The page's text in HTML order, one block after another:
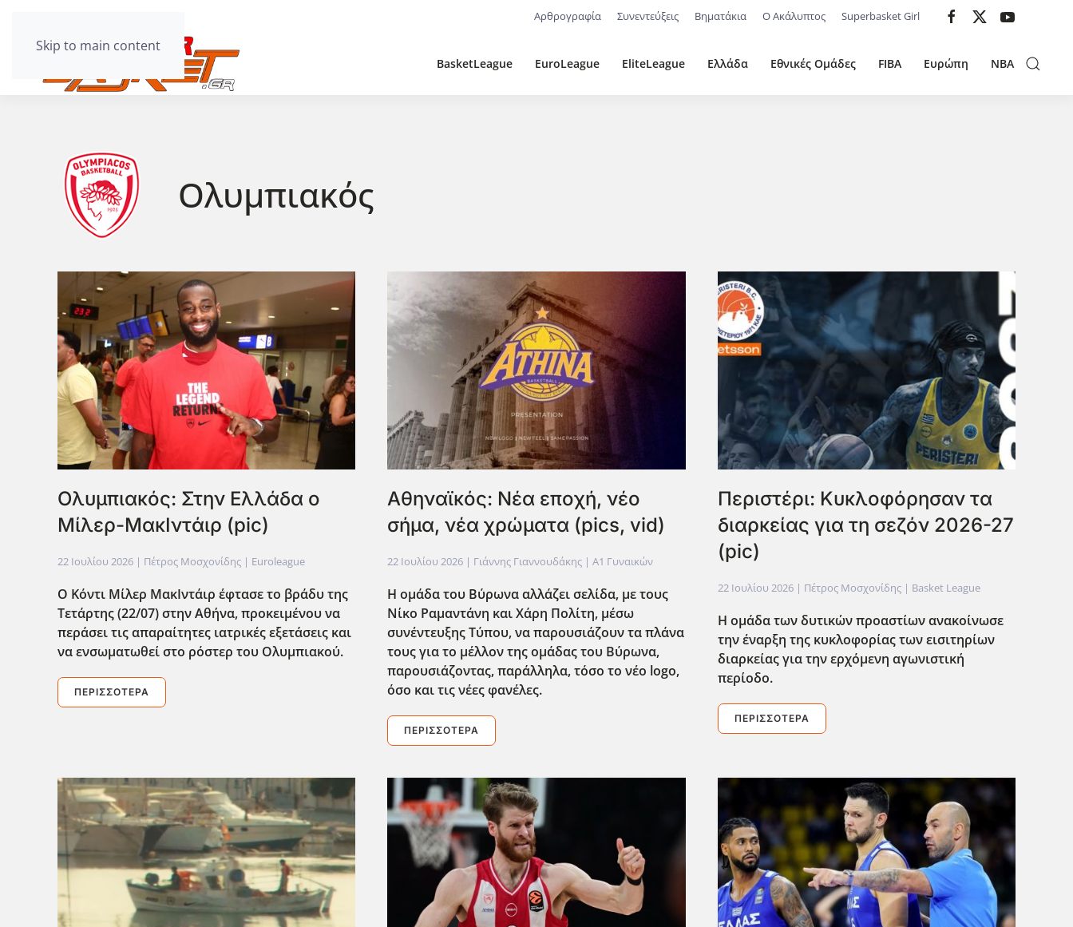
Skip to main content
Αρθρογραφία Συνεντεύξεις Βηματάκια Ο Ακάλυπτος Superbasket Girl
BasketLeague EuroLeague EliteLeague Ελλάδα Εθνικές Ομάδες FIBA Ευρώπη NBA
Ολυμπιακός
Ολυμπιακός: Στην Ελλάδα ο
Μίλερ-ΜακΙντάιρ (pic)
22 Ιουλίου 2026 | Πέτρος Μοσχονίδης | Euroleague
Ο Κόντι Μίλερ ΜακΙντάιρ έφτασε το βράδυ της
Τετάρτης (22/07) στην Αθήνα, προκειμένου να
περάσει τις απαραίτητες ιατρικές εξετάσεις και
να ενσωματωθεί στο ρόστερ του Ολυμπιακού.
ΠΕΡΙΣΣΌΤΕΡΑ
Αθηναϊκός: Νέα εποχή, νέο
σήμα, νέα χρώματα (pics, vid)
22 Ιουλίου 2026 | Γιάννης Γιαννουδάκης |Α1 Γυναικών
Η ομάδα του Βύρωνα αλλάζει σελίδα, με τους
Νίκο Ραμαντάνη και Χάρη Πολίτη, μέσω
συνέντευξης Τύπου, να παρουσιάζουν τα πλάνα
τους για το μέλλον της ομάδας του Βύρωνα,
παρουσιάζοντας, παράλληλα, τόσο το νέο logo,
όσο και τις νέες φανέλες.
ΠΕΡΙΣΣΌΤΕΡΑ
Περιστέρι: Κυκλοφόρησαν τα
διαρκείας για τη σεζόν 2026-27
(pic)
22 Ιουλίου 2026| Πέτρος Μοσχονίδης | Basket League
Η ομάδα των δυτικών προαστίων ανακοίνωσε
την έναρξη της κυκλοφορίας των εισιτηρίων
διαρκείας για την ερχόμενη αγωνιστική
περίοδο.
ΠΕΡΙΣΣΌΤΕΡΑ